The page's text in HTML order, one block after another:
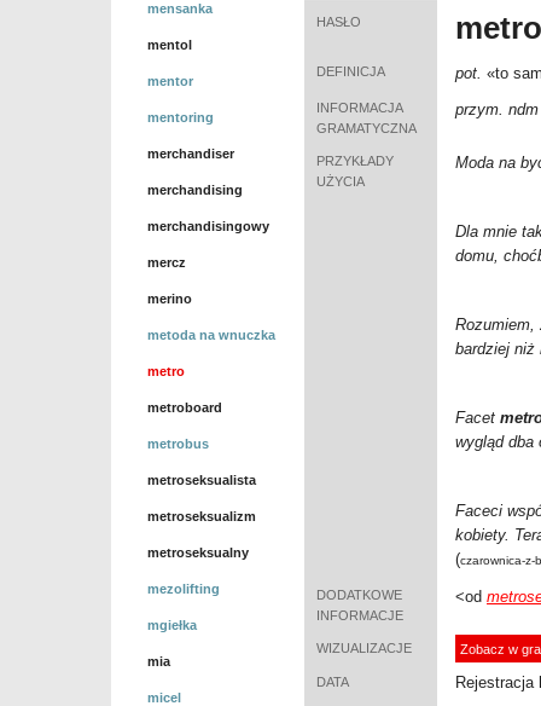
mensanka
mentol
mentor
mentoring
merchandiser
merchandising
merchandisingowy
mercz
merino
metoda na wnuczka
metro
metroboard
metrobus
metroseksualista
metroseksualizm
metroseksualny
mezolifting
mgiełka
mia
micel
HASŁO
DEFINICJA pot. «to
INFORMACJA
GRAMATYCZNA
przym. ndm
PRZYKŁADY
UŻYCIA
Moda na
Dla mnie
domu,
bardziej niż
Facet
wygląd dba
Faceci
kobiety.
(czarownica-z-
DODATKOWE
INFORMACJE
<od
WIZUALIZACJE Zobacz w
DATA Rejestracja